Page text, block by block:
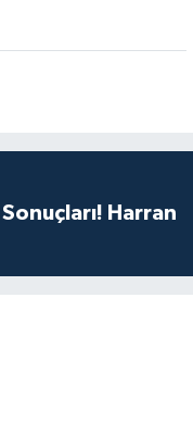
Harran